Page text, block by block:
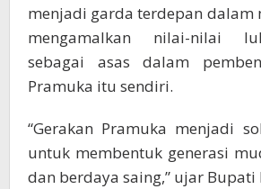
menjadi garda terdepan dalam
mengamalkan nilai-nilai
sebagai asas dalam
Pramuka itu sendiri.
“Gerakan Pramuka menjadi
untuk membentuk generasi
dan berdaya saing,” ujar Bupati